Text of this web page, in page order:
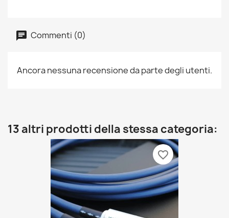
Commenti (0)
Ancora nessuna recensione da parte degli utenti.
13 altri prodotti della stessa categoria:
favorite_border